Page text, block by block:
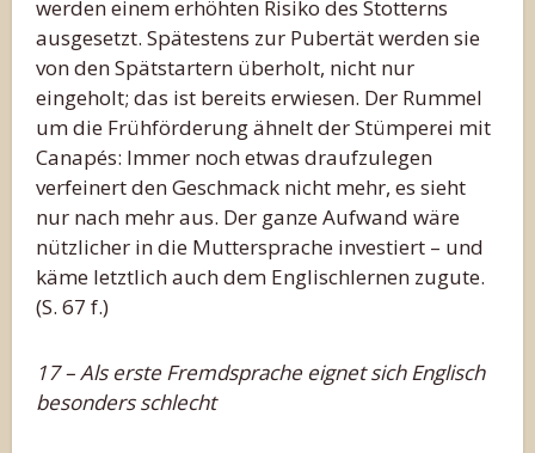
werden einem erhöhten Risiko des Stotterns
ausgesetzt. Spätestens zur Pubertät werden sie
von den Spätstartern überholt, nicht nur
eingeholt; das ist bereits erwiesen. Der Rummel
um die Frühförderung ähnelt der Stümperei mit
Canapés: Immer noch etwas draufzulegen
verfeinert den Geschmack nicht mehr, es sieht
nur nach mehr aus. Der ganze Aufwand wäre
nützlicher in die Muttersprache investiert – und
käme letztlich auch dem Englischlernen zugute.
(S. 67 f.)
17 – Als erste Fremdsprache eignet sich Englisch
besonders schlecht